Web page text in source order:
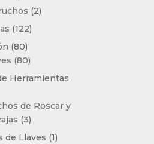
producto
22
122122
8080
productos
8080
productos
Herramientas
de Roscar y
33
productos
de Llaves 11